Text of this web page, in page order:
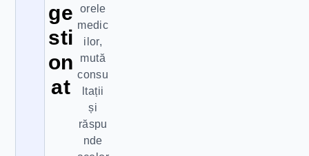
ge
sti
on
at
orele
medic
ilor,
mută
consu
ltații
și
răspu
nde